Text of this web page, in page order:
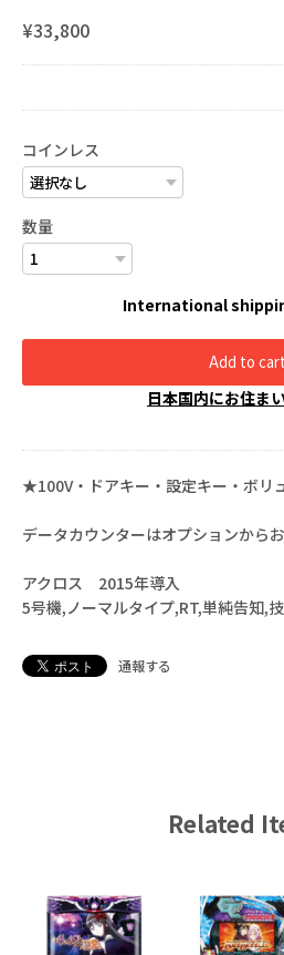
¥33,800
コインレス
数量
International
Add to cart
日本国内にお住ま
★100V・ドアキー・設定キー・ボリ
データカウンターはオプションから
アクロス 2015年導入
5号機,ノーマルタイプ,RT,単純告知,
通報する
Related